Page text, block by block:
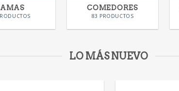
COMEDORES
83 PRODUCTOS
LO MÁS NUEVO